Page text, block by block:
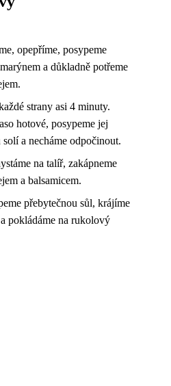
opepříme, posypeme
a důkladně potřeme
strany asi 4 minuty.
hotové, posypeme jej
a necháme odpočinout.
na talíř, zakápneme
a balsamicem.
přebytečnou sůl, krájíme
pokládáme na rukolový